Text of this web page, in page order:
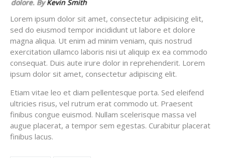
dolore. ByKevin Smith
Lorem ipsum dolor sit amet, consectetur adipisicing elit,
sed do eiusmod tempor incididunt ut labore et dolore
magna aliqua. Ut enim ad minim veniam, quis nostrud
exercitation ullamco laboris nisi ut aliquip ex ea commodo
consequat. Duis aute irure dolor in reprehenderit. Lorem
ipsum dolor sit amet, consectetur adipiscing elit.
Etiam vitae leo et diam pellentesque porta. Sed eleifend
ultricies risus, vel rutrum erat commodo ut. Praesent
finibus congue euismod. Nullam scelerisque massa vel
augue placerat, a tempor sem egestas. Curabitur placerat
finibus lacus.